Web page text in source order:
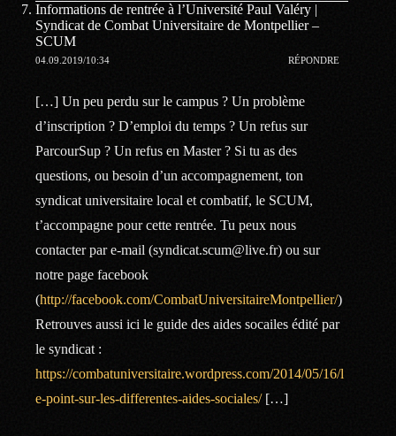
Informations de rentrée à l’Université Paul Valéry |
Syndicat de Combat Universitaire de Montpellier –
SCUM
04.09.2019/10:34 RÉPONDRE
[…] Un peu perdu sur le campus ? Un problème
d’inscription ? D’emploi du temps ? Un refus sur
ParcourSup ? Un refus en Master ? Si tu as des
questions, ou besoin d’un accompagnement, ton
syndicat universitaire local et combatif, le SCUM,
t’accompagne pour cette rentrée. Tu peux nous
contacter par e-mail (syndicat.scum@live.fr) ou sur
notre page facebook
(http://facebook.com/CombatUniversitaireMontpellier/)
Retrouves aussi ici le guide des aides socailes édité par
le syndicat :
https://combatuniversitaire.wordpress.com/2014/05/16/l
e-point-sur-les-differentes-aides-sociales/[…]